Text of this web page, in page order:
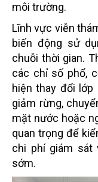
môi trường.
Lĩnh vực viễn
biến động sử
chuỗi thời gian.
các chỉ số phổ,
hiện thay đổi
giảm rừng,
mặt nước hoặc
quan trọng để
chi phí giám sát
sớm.